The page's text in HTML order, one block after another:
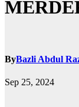
ByBazli Abdul
Sep 25, 2024